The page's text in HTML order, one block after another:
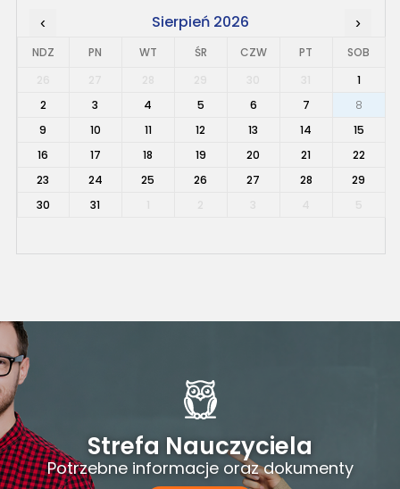
‹ Sierpień 2026 ›
NDZ PN WT ŚR CZW PT
SOB
1
2
3 4 5 6 7
8
9
10 11 12 13 14
15
16
17 18 19 20 21
22
23
24 25 26 27 28
29
30
31
Strefa Nauczyciela
Potrzebne informacje oraz dokumenty